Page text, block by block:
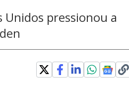
pressionou a